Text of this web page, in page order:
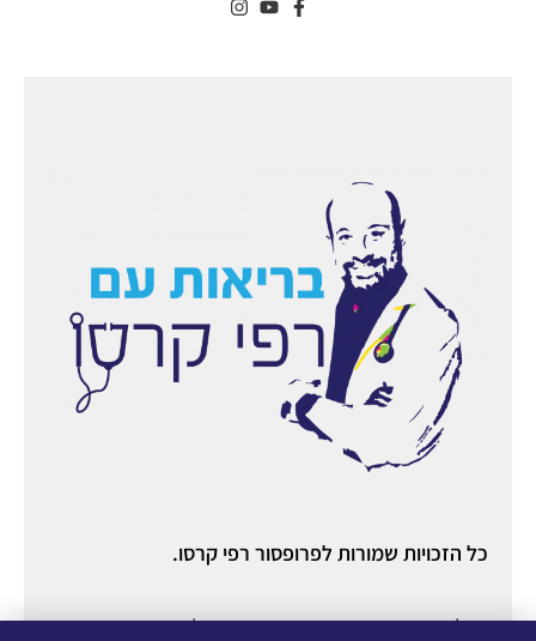
כל הזכויות שמורות לפרופסור רפי קרסו.
ניהול ואחסון אתר:יניב מורוזובסקי○ ניהול תוכן ורשתות